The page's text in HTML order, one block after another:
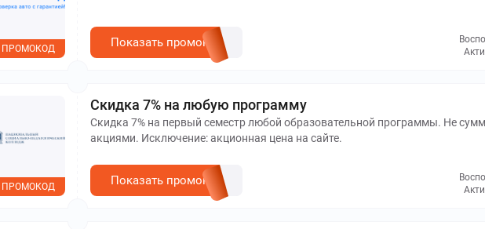
ПРОМОКОД Показать промокод
Скидка 7% на любую программу
Скидка 7% на первый семестр любой образовательной программы. Не
акциями. Исключение: акционная цена на сайте.
ПРОМОКОД Показать промокод